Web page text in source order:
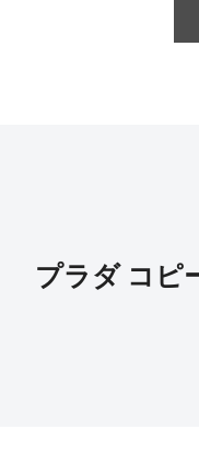
プラダ コピ